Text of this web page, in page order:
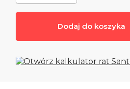
Dodaj do koszyka